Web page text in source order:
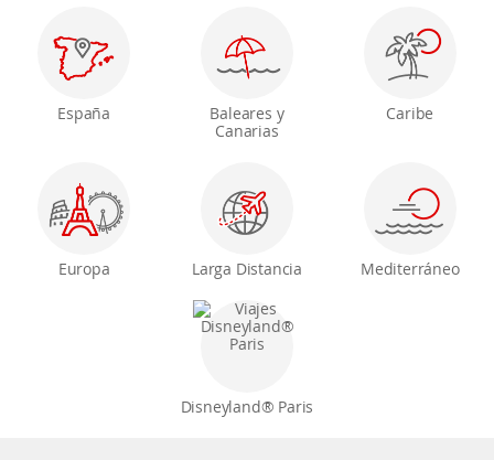
España
Baleares y
Canarias
Caribe
Europa Larga Distancia Mediterráneo
Disneyland® Paris